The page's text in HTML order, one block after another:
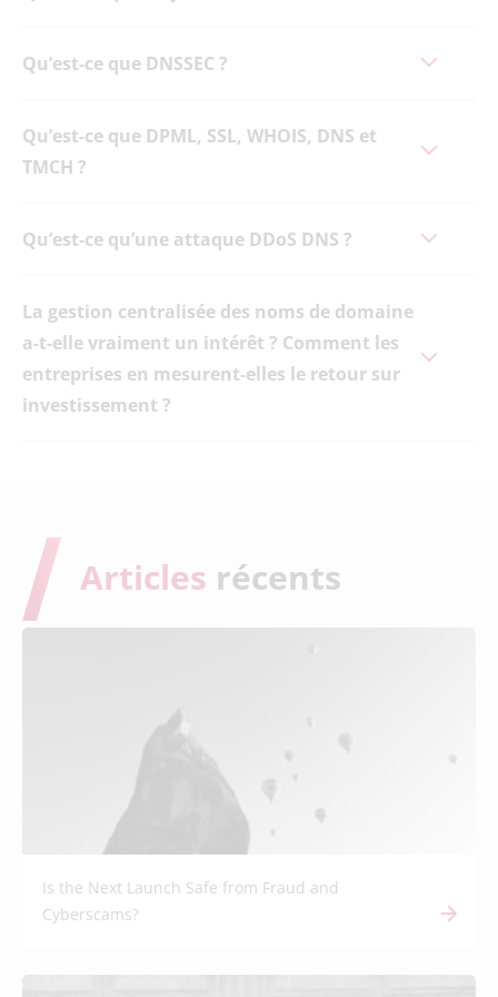
Qu’est-ce que DNSSEC ?
Qu’est-ce que DPML, SSL, WHOIS, DNS et
TMCH ?
Qu’est-ce qu’une attaque DDoS DNS ?
La gestion centralisée des noms de domaine
a-t-elle vraiment un intérêt ? Comment les
entreprises en mesurent-elles le retour sur
investissement ?
Is the Next Launch Safe from Fraud and
Cyberscams?
Articles récents